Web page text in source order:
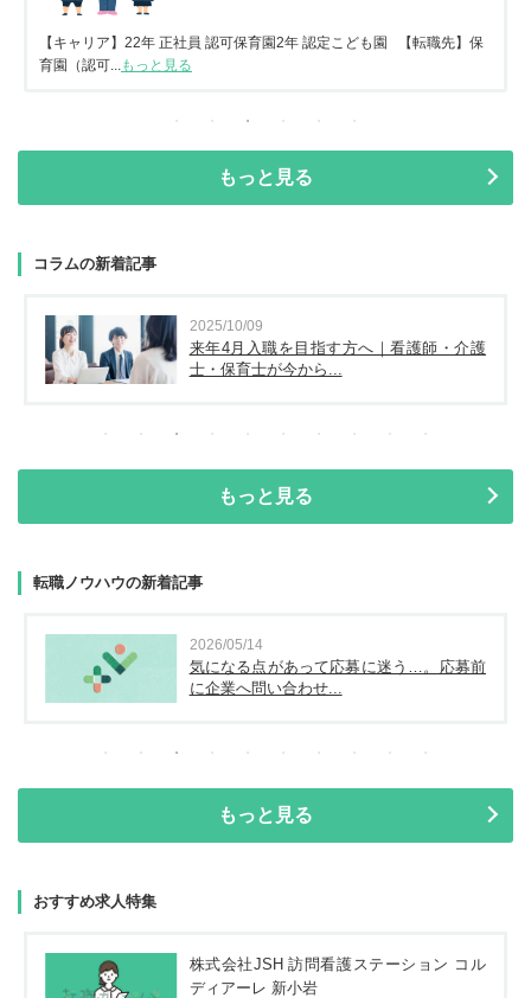
【キャリア】22年 正社員 認可保育園2年 認定こども園 【転職先】保
育園（認可...もっと見る
もっと見る
コラムの新着記事
2025/10/09
来年4月入職を目指す方へ｜看護師・介護
士・保育士が今から...
もっと見る
転職ノウハウの新着記事
2026/05/14
気になる点があって応募に迷う…。応募前
に企業へ問い合わせ...
もっと見る
おすすめ求人特集
株式会社JSH 訪問看護ステーション コル
ディアーレ 新小岩